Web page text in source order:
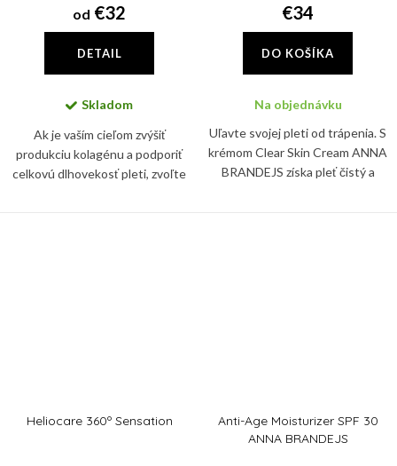
od €32
DETAIL
Skladom
Ak je vaším cieľom zvýšiť
produkciu kolagénu a podporiť
celkovú dlhovekosť pleti, zvoľte
€34
DO KOŠÍKA
Na objednávku
Uľavte svojej pleti od trápenia. S
krémom Clear Skin Cream ANNA
BRANDEJS získa pleť čistý a
Heliocare 360º Sensation
Anti-Age Moisturizer SPF 30
ANNA BRANDEJS